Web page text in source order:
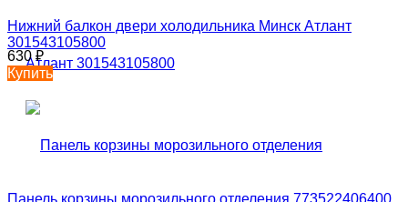
Нижний балкон двери холодильника Минск Атлант
301543105800
630₽
Купить
Панель корзины морозильного отделения 773522406400